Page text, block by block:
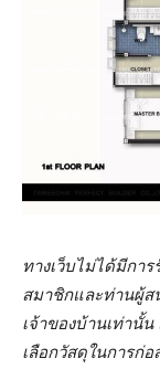
ทางเว็บไม่ได้มีกา
สมาชิกและท่านผู้ส
เจ้าของบ้านเท่านั้
เลือกวัสดุในการก่